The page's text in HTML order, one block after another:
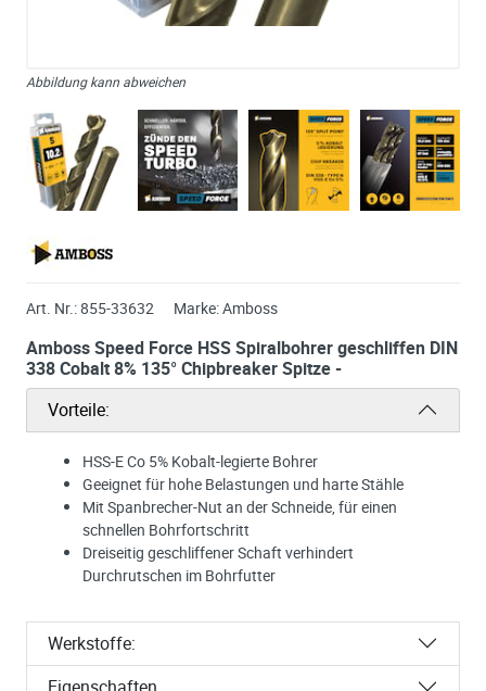
Abbildung kann abweichen
Art. Nr.:855-33632 Marke:Amboss
Amboss Speed Force HSS Spiralbohrer geschliffen DIN
338 Cobalt 8% 135° Chipbreaker Spitze -
Vorteile:
HSS-E Co 5% Kobalt-legierte Bohrer
Geeignet für hohe Belastungen und harte Stähle
Mit Spanbrecher-Nut an der Schneide, für einen
schnellen Bohrfortschritt
Dreiseitig geschliffener Schaft verhindert
Durchrutschen im Bohrfutter
Werkstoffe: